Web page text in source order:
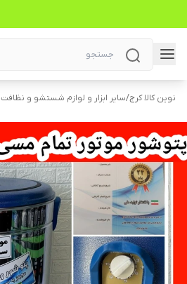
نوین کالا کرج/سایر ابزار و لوازم شستشو و نظافت